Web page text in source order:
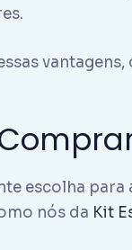
escolha
nós da Kit